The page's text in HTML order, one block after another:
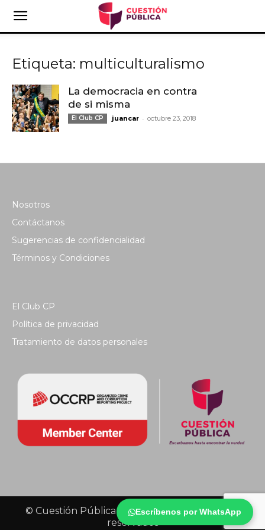
Escríbenos por WhatsApp
Etiqueta: multiculturalismo
La democracia en contra
de si misma
El Club CP juancar - octubre 23, 2018
Nosotros
Contáctanos
Sugerencias de confidencialidad
Términos y Condiciones
El Club CP
Política de privacidad
Tratamiento de datos personales
© Cuestión Pública 2018 - Todos los derechos
reservados